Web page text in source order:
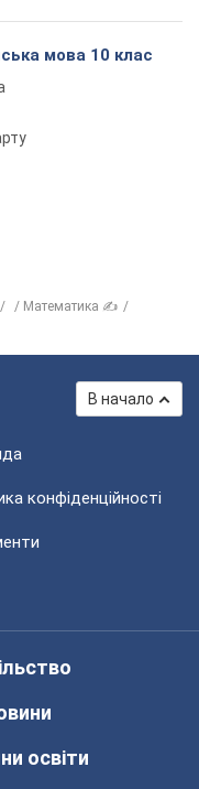
мова 10 клас
Математика ✍
В начало
конфіденційності
освіти